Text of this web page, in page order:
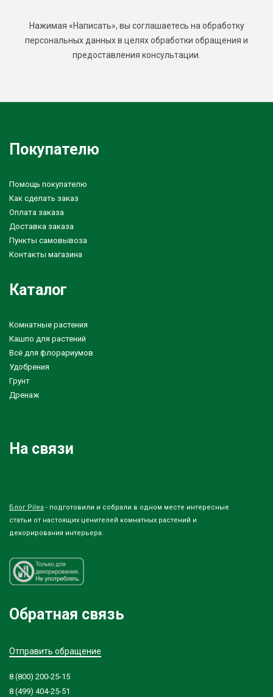
Нажимая «Написать», вы соглашаетесь на обработку
персональных данных в целях обработки обращения и
предоставления консультации.
Покупателю
Помощь покупателю
Как сделать заказ
Оплата заказа
Доставка заказа
Пункты самовывоза
Контакты магазина
Каталог
Комнатные растения
Кашпо для растений
Всё для флорариумов
Удобрения
Грунт
Дренаж
На связи
Блог Pilea - подготовили и собрали в одном месте интересные
статьи от настоящих ценителей комнатных растений и
декорирования интерьера.
Обратная связь
Отправить обращение
8 (800) 200-25-15
8 (499) 404-25-51